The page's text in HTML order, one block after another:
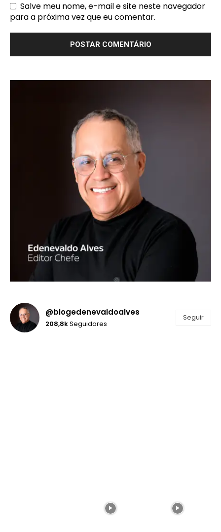
Salve meu nome, e-mail e site neste navegador
para a próxima vez que eu comentar.
@blogedenevaldoalves
208,8kSeguidores
Seguir